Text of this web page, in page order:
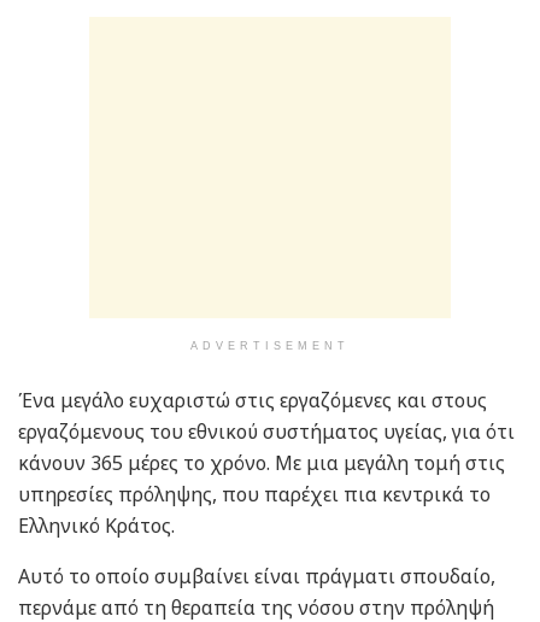
ADVERTISEMENT
Ένα μεγάλο ευχαριστώ στις εργαζόμενες και στους
εργαζόμενους του εθνικού συστήματος υγείας, για ότι
κάνουν 365 μέρες το χρόνο. Με μια μεγάλη τομή στις
υπηρεσίες πρόληψης, που παρέχει πια κεντρικά το
Ελληνικό Κράτος.
Αυτό το οποίο συμβαίνει είναι πράγματι σπουδαίο,
περνάμε από τη θεραπεία της νόσου στην πρόληψή